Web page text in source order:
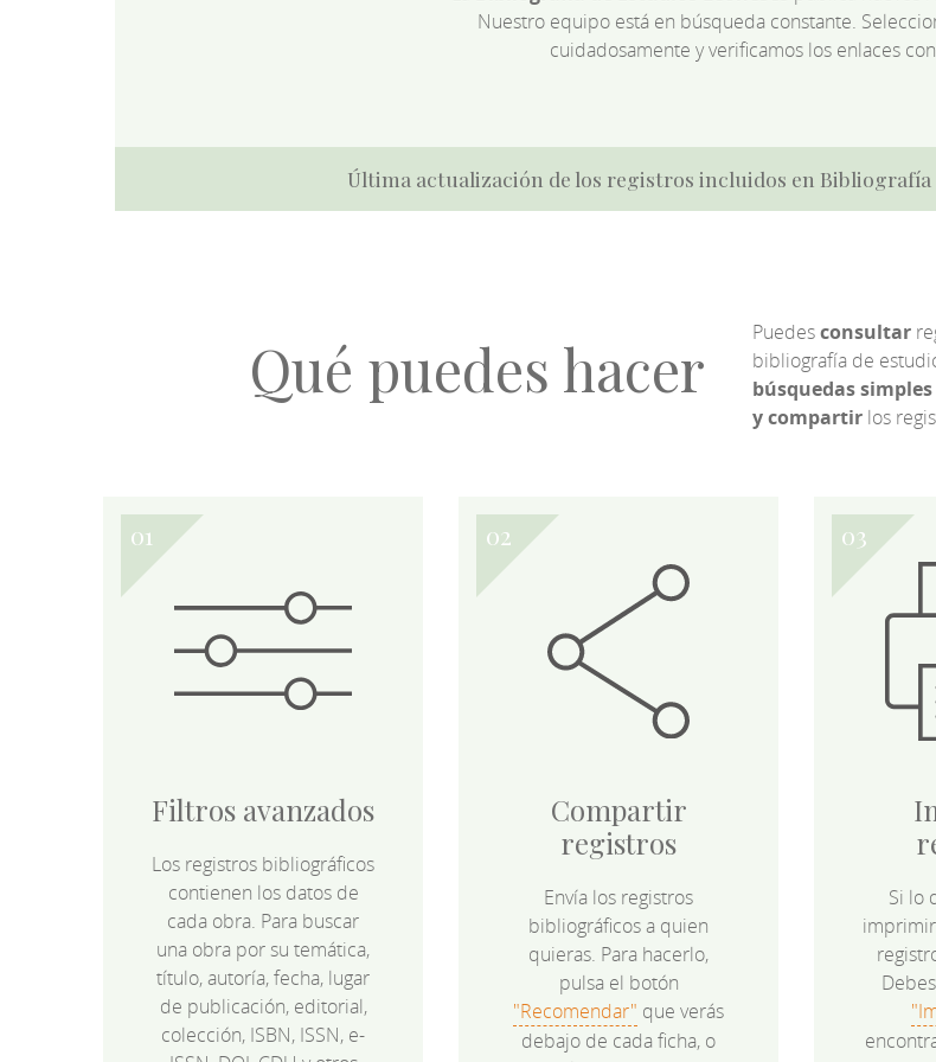
Nuestro equipo está en búsqueda constante.
cuidadosamente y verificamos los enlaces
Última actualización de los registros incluidos en Bibliografía
Qué puedes hacer Puedesconsultar
bibliografía de
búsquedas
y compartirlos
Filtros avanzados
Los registros bibliográficos
contienen los datos de
cada obra. Para buscar
una obra por su temática,
título, autoría, fecha, lugar
de publicación, editorial,
colección, ISBN, ISSN, e-
Compartir
registros
Envía los registros
bibliográficos a quien
quieras. Para hacerlo,
pulsa el botón
"Recomendar" que verás
debajo de cada ficha, o
Si lo